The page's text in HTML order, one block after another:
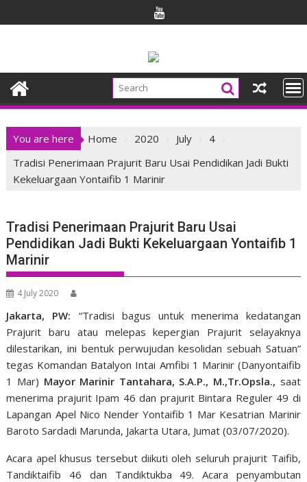
to
You are here Home 2020 July
4
Tradisi Penerimaan Prajurit Baru Usai Pendidikan Jadi Bukti
Kekeluargaan Yontaifib 1 Marinir
Tradisi Penerimaan Prajurit Baru Usai
Pendidikan Jadi Bukti Kekeluargaan Yontaifib 1
Marinir
4 July 2020
Jakarta, PW: “Tradisi bagus untuk menerima kedatangan
Prajurit baru atau melepas kepergian Prajurit selayaknya
dilestarikan, ini bentuk perwujudan kesolidan sebuah Satuan”
tegas Komandan Batalyon Intai Amfibi 1 Marinir (Danyontaifib
1 Mar) Mayor Marinir Tantahara, S.A.P., M.,Tr.Opsla., saat
menerima prajurit Ipam 46 dan prajurit Bintara Reguler 49 di
Lapangan Apel Nico Nender Yontaifib 1 Mar Kesatrian Marinir
Baroto Sardadi Marunda, Jakarta Utara, Jumat (03/07/2020).
Acara apel khusus tersebut diikuti oleh seluruh prajurit Taifib,
Tandiktaifib 46 dan Tandiktukba 49. Acara penyambutan